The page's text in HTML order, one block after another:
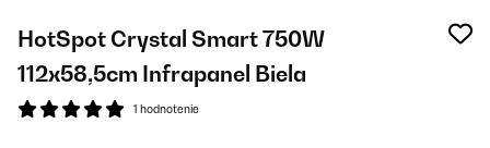
HotSpot Crystal Smart 750W
112x58,5cm Infrapanel Biela
1 hodnotenie